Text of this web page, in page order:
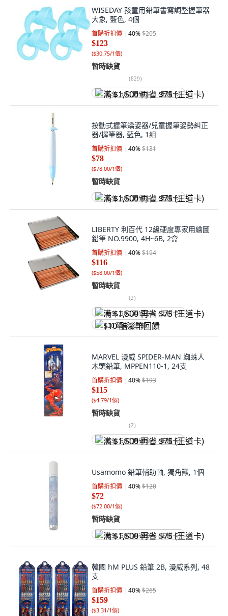
WISEDAY 孩童用鉛筆書寫調整握筆器
大象, 藍色, 4個
首購折扣價 40%$205
$123
($30.75/1個)
暫時缺貨
(829)
满 $1,500 再省 $75 (王道卡)
按動式握筆矯姿器/兒童握筆姿勢糾正
器/握筆器, 藍色, 1組
首購折扣價 40%$131
$78
($78.00/1個)
暫時缺貨
满 $1,500 再省 $75 (王道卡)
LIBERTY 利百代 12級硬度專家用繪圖
鉛筆 NO.9900, 4H~6B, 2盒
首購折扣價 40%$194
$116
($58.00/1個)
暫時缺貨
(2)
满 $1,500 再省 $75 (王道卡)
$10 酷澎幣回饋
MARVEL 漫威 SPIDER-MAN 蜘蛛人
木頭鉛筆, MPPEN110-1, 24支
首購折扣價 40%$193
$115
($4.79/1個)
暫時缺貨
(2)
满 $1,500 再省 $75 (王道卡)
Usamomo 鉛筆輔助軸, 獨角獸, 1個
首購折扣價 40%$120
$72
($72.00/1個)
暫時缺貨
满 $1,500 再省 $75 (王道卡)
韓國 hM PLUS 鉛筆 2B, 漫威系列, 48
支
首購折扣價 40%$265
$159
($3.31/1個)